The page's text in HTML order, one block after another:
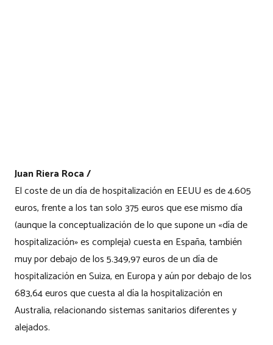
Juan Riera Roca /
El coste de un día de hospitalización en EEUU es de 4.605
euros, frente a los tan solo 375 euros que ese mismo día
(aunque la conceptualización de lo que supone un «día de
hospitalización» es compleja) cuesta en España, también
muy por debajo de los 5.349,97 euros de un día de
hospitalización en Suiza, en Europa y aún por debajo de los
683,64 euros que cuesta al día la hospitalización en
Australia, relacionando sistemas sanitarios diferentes y
alejados.